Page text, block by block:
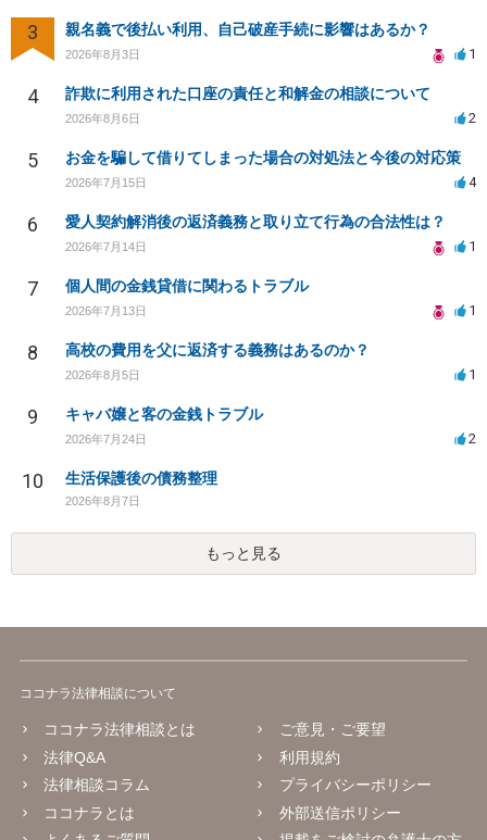
3 親名義で後払い利用、自己破産手続に影響はあるか？
2026年8月3日 1
4 詐欺に利用された口座の責任と和解金の相談について
2026年8月6日 2
5 お金を騙して借りてしまった場合の対処法と今後の対応策
2026年7月15日 4
6 愛人契約解消後の返済義務と取り立て行為の合法性は？
2026年7月14日 1
7 個人間の金銭貸借に関わるトラブル
2026年7月13日 1
8 高校の費用を父に返済する義務はあるのか？
2026年8月5日 1
9 キャバ嬢と客の金銭トラブル
2026年7月24日 2
10 生活保護後の債務整理
2026年8月7日
もっと見る
ココナラ法律相談について
ココナラ法律相談とは
法律Q&A
法律相談コラム
ココナラとは
ご意見・ご要望
利用規約
プライバシーポリシー
外部送信ポリシー